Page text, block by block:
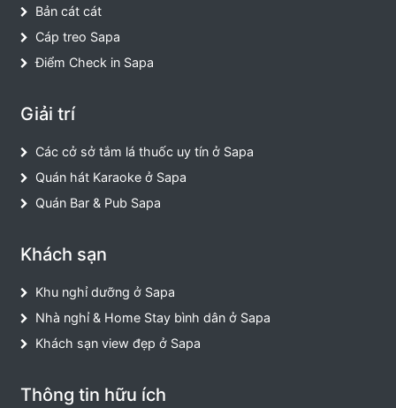
Bản cát cát
Cáp treo Sapa
Điểm Check in Sapa
Giải trí
Các cở sở tắm lá thuốc uy tín ở Sapa
Quán hát Karaoke ở Sapa
Quán Bar & Pub Sapa
Khách sạn
Khu nghỉ dưỡng ở Sapa
Nhà nghỉ & Home Stay bình dân ở Sapa
Khách sạn view đẹp ở Sapa
Thông tin hữu ích